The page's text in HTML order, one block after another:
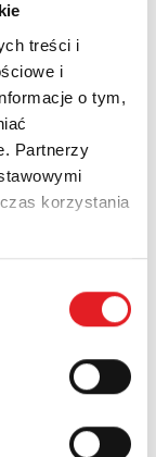
treści i
i
o tym,
Partnerzy
korzystania